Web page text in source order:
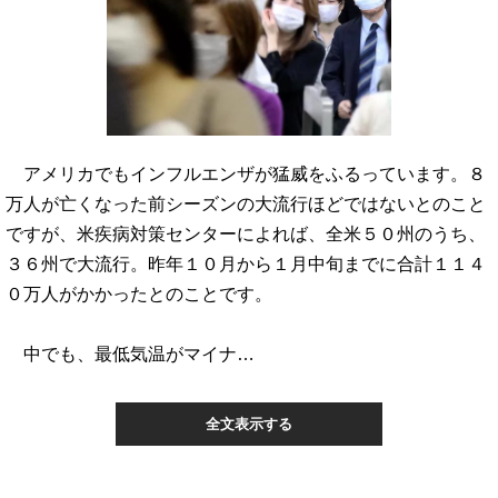
アメリカでもインフルエンザが猛威をふるっています。８
万人が亡くなった前シーズンの大流行ほどではないとのこと
ですが、米疾病対策センターによれば、全米５０州のうち、
３６州で大流行。昨年１０月から１月中旬までに合計１１４
０万人がかかったとのことです。
中でも、最低気温がマイナ…
全文表示する